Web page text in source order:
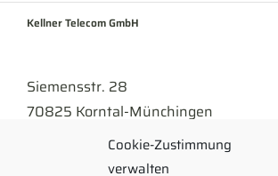
Cookie-Zustimmung
verwalten
Kellner Telecom GmbH
Siemensstr. 28
70825 Korntal-Münchingen
07150 . 9430-300